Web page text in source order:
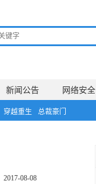
新闻公告 网络安全
穿越重生 总裁豪门
2017-08-08